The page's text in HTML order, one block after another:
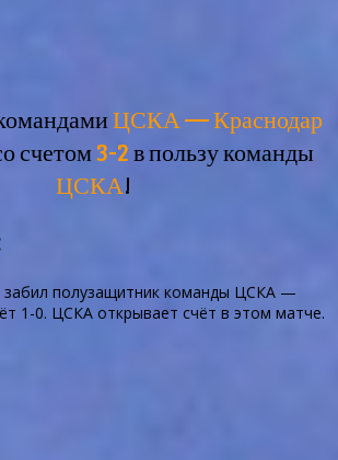
ЦСКА — Краснодар
счетом3-2в пользу команды
ЦСКА!
забил полузащитник команды ЦСКА —
1-0. ЦСКА открывает счёт в этом матче.